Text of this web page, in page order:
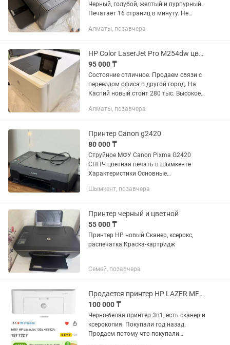
Черный, голубой, желтый и пурпурный.
Печатает 16 страниц в минуту. Не
Полностью в рабочем состоянии.
Алматы, позавчера
HP Color LaserJet Pro M254dw цветной лазерный принтер.
95 000 ₸
Состояние отличное. Продаем связи с
переездом офиса в другой город. На
Каспий новый стоит 280 тыс. Высокое
Разрешение качество 600х600dpi,
Алматы, позавчера
Принтер Canon g2420
80 000 ₸
Струйное МФУ Canon Pixma G2420
СНПЧ цветная печать в Шымкенте
Характеристики Основные
Технология печати Скорость ч/б
Двухсторонняя...
Шымкент, позавчера
Принтер черный и цветной
55 000 ₸
Принтер HP новый Сканер, ксерокс,
распечатка Краска-картридж
Семей, позавчера
Продается принтер HP LAZER MFP 135a
100 000 ₸
Черно-белая принтер 3в1, есть сканер и
ксерокопия. Покупали год назад.
Продаем потому что покупали